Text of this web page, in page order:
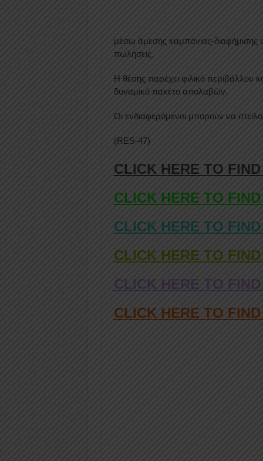
μέσω άμεσης καμπάνιας-διαφήμισης
πωλήσεις.
Η θέσης παρέχει φιλικό περιβάλλον
δυναμικό πακέτο απολαβών.
Οι ενδιαφερόμενοι μπορούν να
(RES-47)
CLICK HERE TO
CLICK HERE TO
CLICK HERE TO
CLICK HERE TO
CLICK HERE TO
CLICK HERE TO